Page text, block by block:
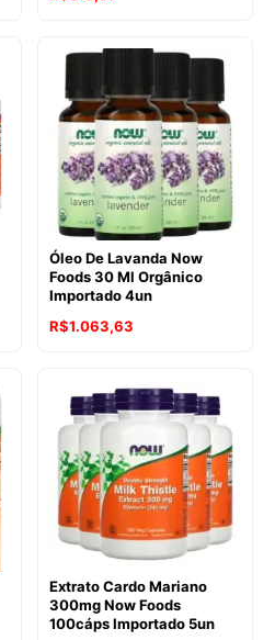
Óleo De Lavanda Now
Foods 30 Ml Orgânico
Importado 4un
R$1.063,63
Extrato Cardo Mariano
300mg Now Foods
100cáps Importado 5un